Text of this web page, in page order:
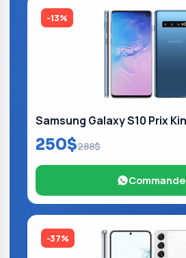
-13%
Samsung Galaxy S10 Prix
250$288$
-37%